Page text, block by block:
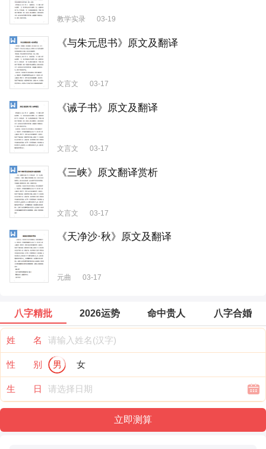
教学实录 03-19
《与朱元思书》原文及翻译
文言文 03-17
《诫子书》原文及翻译
文言文 03-17
《三峡》原文翻译赏析
文言文 03-17
《天净沙·秋》原文及翻译
元曲 03-17
八字精批 2026运势 命中贵人 八字合婚
姓 名
性 别 男 女
生 日